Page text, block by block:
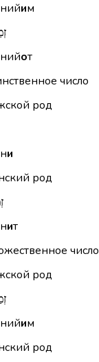
им
от
число
род
и
род
ит
число
род
им
род